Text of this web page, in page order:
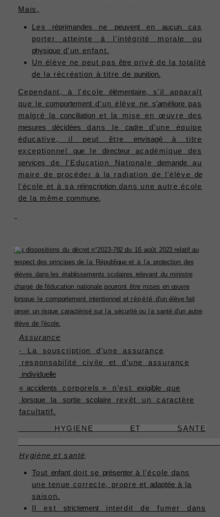
Mais,
Les réprimandes ne peuventen aucuncas
porter atteinte à l'intégrité morale ou
physiqued'un enfant.
Un élève ne peut pasêtre privé de la totalité
de la récréation à titre de punition.
Cependant, à l'école élémentaire, s'il apparaît
que le comportement d'un élève ne s'améliorepas
malgré laconciliationet la mise en œuvre des
mesures
décidées dans le cadre d’une équipe
éducative, il peut êtreenvisagéà titre
exceptionnel que ledirecteuracadémique des
services de l'Education Nationaledemandeau
maire de procéder à la radiation de l'élève de
l'école et à sa réinscriptiondans une autre école
de la mêmecommune.
Les dispositions du décret n°2023-782 du 16 août 2023 relatif au
respect des principes dela République et à la protection des
élèves dans les établissements scolaires relevant du ministre
chargé de l'éducation nationale pourront être mises en œuvre
lorsque le comportement intentionnel et répétéd'un élève fait
peser un risque caractérisé surlasécurité oula santé d'un autre
élève de l'école.
Assurance
- La souscription d’une assurance
responsabilité civile et d’une assurance
individuelle
« accidents corporels » n’estexigibleque
lorsquelasortie scolairerevêt un caractère
facultatif.
HYGIENE ET SANTE
Hygiène et santé
Tout enfant doit se présenterà l’école dans
une tenue correcte, propre et adaptée à la
saison.
Il est strictement interdit de fumer dans